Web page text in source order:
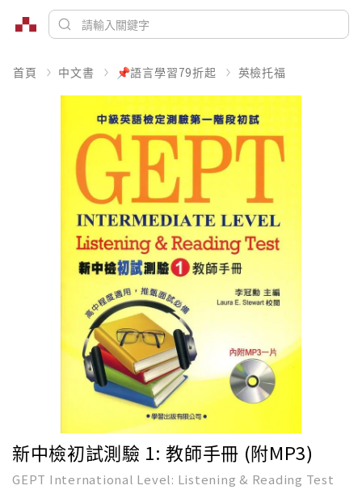
首頁 中文書 📌語言學習79折起 英檢托福
新中檢初試測驗 1: 教師手冊 (附MP3)
GEPT International Level: Listening & Reading Test